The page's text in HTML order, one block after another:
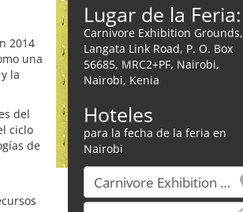
2014
una
la
del
ciclo
de
Lugar de la Feria:
Carnivore Exhibition Grounds,
Langata Link Road, P. O. Box
56685, MRC2+PF, Nairobi,
Nairobi, Kenia
Hoteles
para la fecha de la feria en
Nairobi